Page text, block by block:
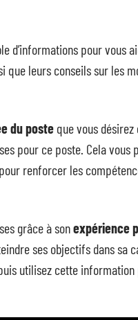
d’informations pour vous
leurs conseils sur les
du poste que vous
pour ce poste. Cela
renforcer les
grâce à sonexpérience
ses objectifs dans sa
utilisez cette